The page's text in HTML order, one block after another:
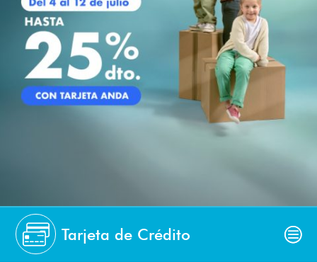
Tarjeta de Crédito